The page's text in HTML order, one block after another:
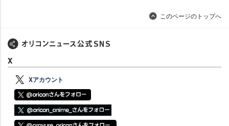
このページのトップへ
X
Xアカウント